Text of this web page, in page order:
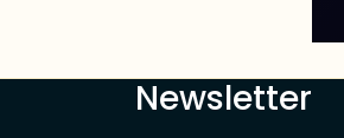
Newsletter